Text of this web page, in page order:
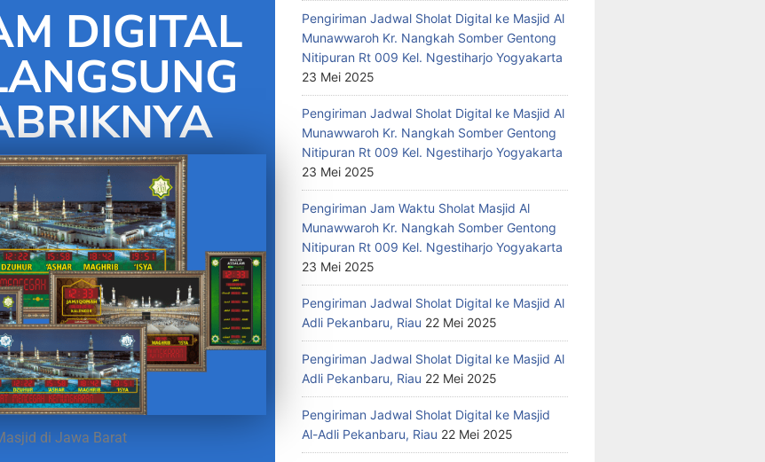
DIGITAL
di Jawa Barat
Pengiriman Jadwal Sholat Digital ke Masjid Al
Munawwaroh Kr. Nangkah Somber Gentong
Nitipuran Rt 009 Kel. Ngestiharjo Yogyakarta
23 Mei 2025
Pengiriman Jadwal Sholat Digital ke Masjid Al
Munawwaroh Kr. Nangkah Somber Gentong
Nitipuran Rt 009 Kel. Ngestiharjo Yogyakarta
23 Mei 2025
Pengiriman Jam Waktu Sholat Masjid Al
Munawwaroh Kr. Nangkah Somber Gentong
Nitipuran Rt 009 Kel. Ngestiharjo Yogyakarta
23 Mei 2025
Pengiriman Jadwal Sholat Digital ke Masjid Al
Adli Pekanbaru, Riau 22 Mei 2025
Pengiriman Jadwal Sholat Digital ke Masjid Al
Adli Pekanbaru, Riau 22 Mei 2025
Pengiriman Jadwal Sholat Digital ke Masjid
Al-Adli Pekanbaru, Riau 22 Mei 2025